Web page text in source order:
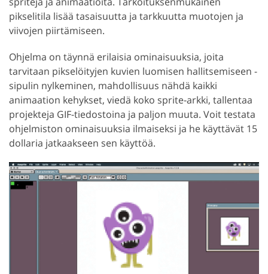
pikselitila lisää tasaisuutta ja tarkkuutta muotojen ja
viivojen piirtämiseen.
Ohjelma on täynnä erilaisia ominaisuuksia, joita
tarvitaan pikselöityjen kuvien luomisen hallitsemiseen -
sipulin nylkeminen, mahdollisuus nähdä kaikki
animaation kehykset, viedä koko sprite-arkki, tallentaa
projekteja GIF-tiedostoina ja paljon muuta. Voit testata
ohjelmiston ominaisuuksia ilmaiseksi ja he käyttävät 15
dollaria jatkaakseen sen käyttöä.